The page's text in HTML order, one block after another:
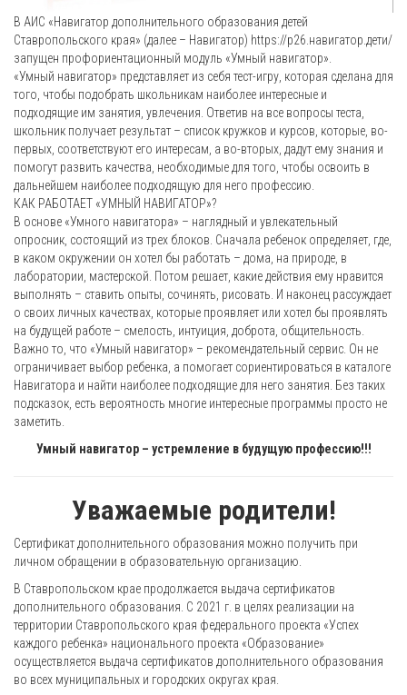
В АИС «Навигатор дополнительного образования детей
Ставропольского края» (далее – Навигатор) https://р26.навигатор.дети/
запущен профориентационный модуль «Умный навигатор».
«Умный навигатор» представляет из себя тест-игру, которая сделана для
того, чтобы подобрать школьникам наиболее интересные и
подходящие им занятия, увлечения. Ответив на все вопросы теста,
школьник получает результат – список кружков и курсов, которые, во-
первых, соответствуют его интересам, а во-вторых, дадут ему знания и
помогут развить качества, необходимые для того, чтобы освоить в
дальнейшем наиболее подходящую для него профессию.
КАК РАБОТАЕТ «УМНЫЙ НАВИГАТОР»?
В основе «Умного навигатора» – наглядный и увлекательный
опросник, состоящий из трех блоков. Сначала ребенок определяет, где,
в каком окружении он хотел бы работать – дома, на природе, в
лаборатории, мастерской. Потом решает, какие действия ему нравится
выполнять – ставить опыты, сочинять, рисовать. И наконец рассуждает
о своих личных качествах, которые проявляет или хотел бы проявлять
на будущей работе – смелость, интуиция, доброта, общительность.
Важно то, что «Умный навигатор» – рекомендательный сервис. Он не
ограничивает выбор ребенка, а помогает сориентироваться в каталоге
Навигатора и найти наиболее подходящие для него занятия. Без таких
подсказок, есть вероятность многие интересные программы просто не
заметить.
Умный навигатор – устремление в будущую профессию!!!
Уважаемые родители!
Сертификат дополнительного образования можно получить при
личном обращении в образовательную организацию.
В Ставропольском крае продолжается выдача сертификатов
дополнительного образования. С 2021 г. в целях реализации на
территории Ставропольского края федерального проекта «Успех
каждого ребенка» национального проекта «Образование»
осуществляется выдача сертификатов дополнительного образования
во всех муниципальных и городских округах края.